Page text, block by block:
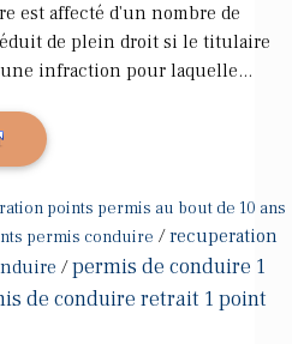
est affecté d'un nombre de
de plein droit si le titulaire
infraction pour laquelle...
points permis au bout de 10 ans
permis conduire /recuperation
/permis de conduire 1
de conduire retrait 1 point